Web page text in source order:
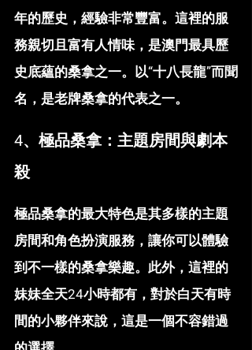
年的歷史，經驗非常豐富。這裡的服
務親切且富有人情味，是澳門最具歷
史底蘊的桑拿之一。以“十八長龍”而聞
名，是老牌桑拿的代表之一。
4、極品桑拿：主題房間與劇本
殺
極品桑拿的最大特色是其多樣的主題
房間和角色扮演服務，讓你可以體驗
到不一樣的桑拿樂趣。此外，這裡的
妹妹全天24小時都有，對於白天有時
間的小夥伴來說，這是一個不容錯過